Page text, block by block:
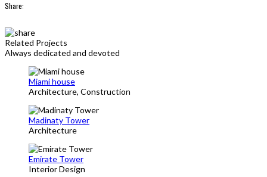
Share:
Related Projects
Always dedicated and devoted
Miami house
Architecture, Construction
Madinaty Tower
Architecture
Emirate Tower
Interior Design